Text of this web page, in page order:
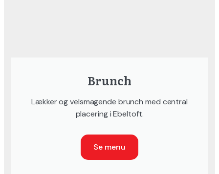
Brunch
Lækker og velsmagende brunch med central
placering i Ebeltoft.
Se menu